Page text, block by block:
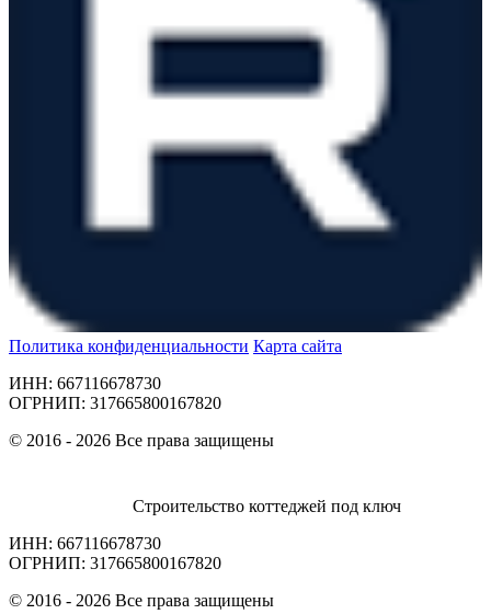
Политика конфиденциальности Карта сайта
ИНН: 667116678730
ОГРНИП: 317665800167820
© 2016 - 2026 Все права защищены
Строительство коттеджей под ключ
ИНН: 667116678730
ОГРНИП: 317665800167820
© 2016 - 2026 Все права защищены